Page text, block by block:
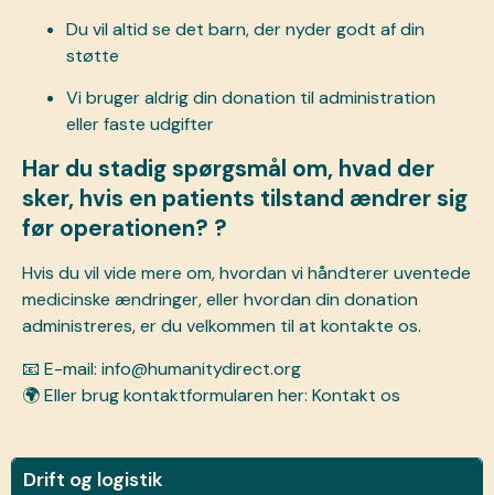
Drift og logistik
Du vil altid se det barn, der nyder godt af din
støtte
Vi bruger aldrig din donation til administration
eller faste udgifter
Har du stadig spørgsmål om, hvad der
sker, hvis en patients tilstand ændrer sig
før operationen? ?
Hvis du vil vide mere om, hvordan vi håndterer uventede
medicinske ændringer, eller hvordan din donation
administreres, er du velkommen til at kontakte os.
📧 E-mail: info@humanitydirect.org
🌍 Eller brug kontaktformularen her: Kontakt os